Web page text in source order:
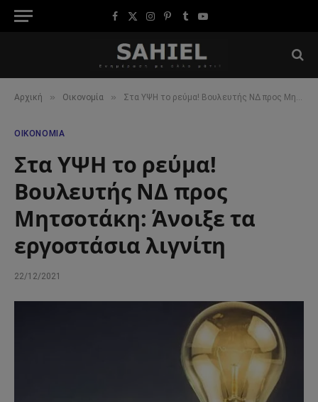
Facebook
X
Instagram
Pinterest
TumblrYouTube
Αρχική » Οικονομία » Στα ΥΨΗ το ρεύμα! Βουλευτής ΝΔ προς Μητσοτάκη: Άνοιξε τα εργοστάσια λιγνίτη
ΟΙΚΟΝΟΜΊΑ
Στα ΥΨΗ το ρεύμα!
Βουλευτής ΝΔ προς
Μητσοτάκη: Άνοιξε τα
εργοστάσια λιγνίτη
22/12/2021